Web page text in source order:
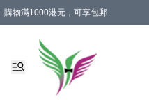
購物滿1000港元，可享包郵